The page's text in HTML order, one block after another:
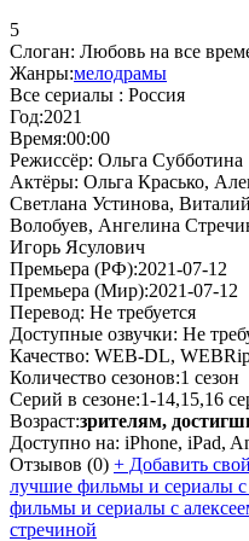
5
Слоган: Любовь на все
Жанры:мелодрамы
Все сериалы : Россия
Год:2021
Время:00:00
Режиссёр: Ольга Субботина
Актёры: Ольга Красько,
Светлана Устинова,
Волобуев, Ангелина
Игорь Ясулович
Премьера (РФ):2021-07-12
Премьера (Мир):2021-07-12
Перевод: Не требуется
Доступные озвучки: Не
Качество: WEB-DL,
Количество сезонов:1 сезон
Серий в сезоне:1-14,15,16
Возраст:зрителям,
Доступно на: iPhone, iPad,
Отзывов (0) + Добавить свой
лучшие фильмы и сериалы
фильмы и сериалы с
стречиной